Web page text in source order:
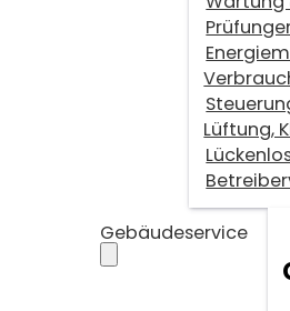
Lüftung,
Gebäudeservice